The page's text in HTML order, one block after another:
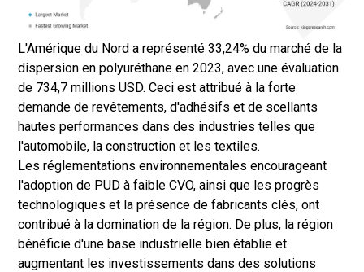
L'Amérique du Nord a représenté 33,24% du marché de la
dispersion en polyuréthane en 2023, avec une évaluation
de 734,7 millions USD. Ceci est attribué à la forte
demande de revêtements, d'adhésifs et de scellants
hautes performances dans des industries telles que
l'automobile, la construction et les textiles.
Les réglementations environnementales encourageant
l'adoption de PUD à faible CVO, ainsi que les progrès
technologiques et la présence de fabricants clés, ont
contribué à la domination de la région. De plus, la région
bénéficie d'une base industrielle bien établie et
augmentant les investissements dans des solutions